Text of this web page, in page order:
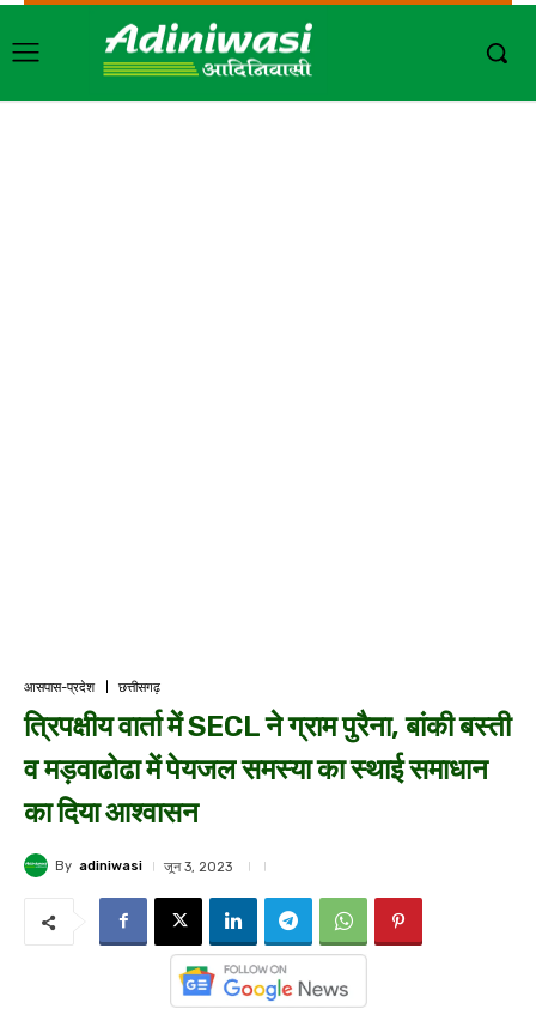
आसपास-प्रदेश छत्तीसगढ़
त्रिपक्षीय वार्ता में SECL ने ग्राम पुरैना, बांकी बस्ती
व मड़वाढोढा में पेयजल समस्या का स्थाई समाधान
का दिया आश्वासन
By adiniwasi जून 3, 2023